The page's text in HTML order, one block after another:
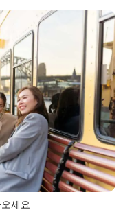
세요